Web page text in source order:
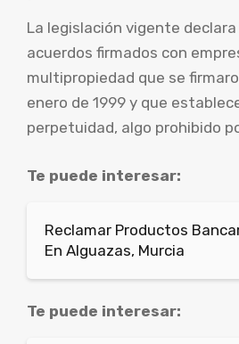
La legislación vigente
acuerdos firmados con
multipropiedad que se
enero de 1999 y que
perpetuidad, algo prohibido
Te puede interesar:
Reclamar Productos
En Alguazas, Murcia
Te puede interesar: